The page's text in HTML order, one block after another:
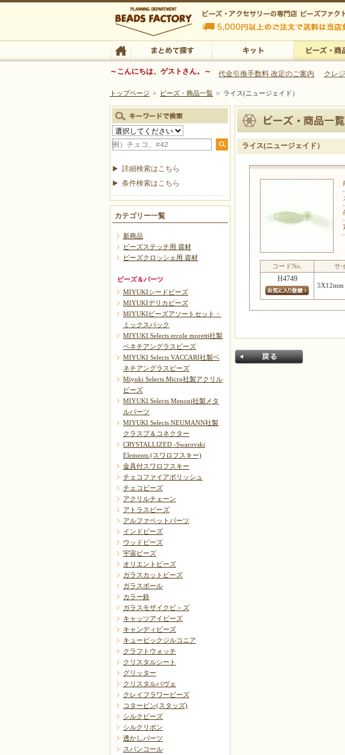
ビーズファクトリー ビーズ・パーツ・金具など・アクセサリーの専門店
ビーズ・アクセサリーの専門店 ビーズファ
ビーズ・アクセサリーの専門店 ビーズファクトリー 5,000円以上のご注
TOP まとめて探す
～こんにちは、ゲストさん。～ 代金引換手数料 改定のご案内 クレ
トップページ > ビーズ・商品一覧 > ライス(ニュージェイド）
ライス(ニュージェイド）
コードNo. サ
H4749
詳細検索はこちら
条件検索はこちら
カテゴリー一覧
新商品
ビーズステッチ用 資材
ビーズクロッシェ用 資材
ビーズ＆パーツ
MIYUKIシードビーズ
MIYUKIデリカビーズ
MIYUKIビーズアソートセット・
ミックスパック
MIYUKI Selects ercole moretti社製
ベネチアングラスビーズ
MIYUKI Selects VACCARI社製ベ
ネチアングラスビーズ
Miyuki Selects Micro社製アクリル
ビーズ
MIYUKI Selects Menoni社製メタ
ルパーツ
MIYUKI Selects NEUMANN社製
クラスプ＆コネクター
CRYSTALLIZED -Swarovski
Elements (スワロフスキー)
金具付スワロフスキー
チェコファイアポリッシュ
チェコビーズ
アクリルチェーン
アトラスビーズ
アルファベットパーツ
インドビーズ
ウッドビーズ
宇宙ビーズ
オリエントビーズ
ガラスカットビーズ
ガラスボール
カラー鈴
ガラスモザイクビ－ズ
キャッツアイビーズ
キャンディビーズ
キュービックジルコニア
クラフトウォッチ
クリスタルシート
グリッター
クリスタルパヴェ
クレイフラワービーズ
コターピン(スタッズ)
シルクビーズ
シルクリボン
透かしパーツ
スパンコール